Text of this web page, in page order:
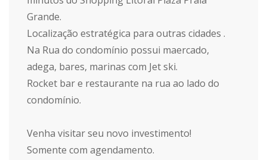
Grande.
Localização estratégica para outras cidades .
Na Rua do condomínio possui maercado,
adega, bares, marinas com Jet ski.
Rocket bar e restaurante na rua ao lado do
condomínio.
Venha visitar seu novo investimento!
Somente com agendamento.